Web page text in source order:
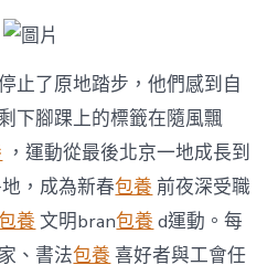
丙
台
包
養
價
格
午
馬
年
“送
止了原地踏步，他們感到自
下腳踝上的標籤在隨風飄
，運動從最後北京一地成長到
，成為新春包養 前夜深受職
養 文明bran包養 d運動。每
、書法包養 喜好者與工會任